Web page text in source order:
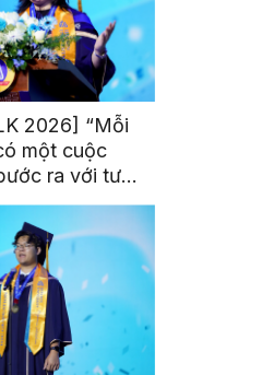
2026] “Mỗi
một cuộc
ra với tư
chiến thắng”